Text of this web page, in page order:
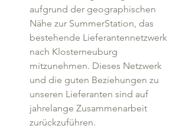
aufgrund der geographischen
Nähe zur SummerStation, das
bestehende Lieferantennetzwerk
nach Klosterneuburg
mitzunehmen. Dieses Netzwerk
und die guten Beziehungen zu
unseren Lieferanten sind auf
jahrelange Zusammenarbeit
zurückzuführen.